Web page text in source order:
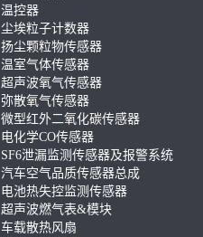
温控器
尘埃粒子计数器
扬尘颗粒物传感器
温室气体传感器
超声波氧气传感器
弥散氧气传感器
微型红外二氧化碳传感器
电化学CO传感器
SF6泄漏监测传感器及报警系统
汽车空气品质传感器总成
电池热失控监测传感器
超声波燃气表&模块
车载散热风扇